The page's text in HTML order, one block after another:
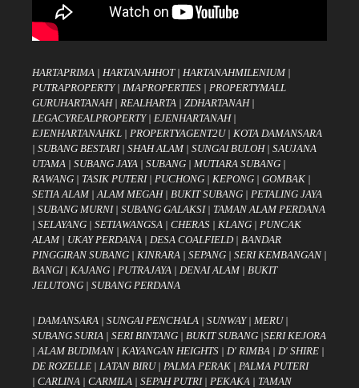
HARTAPRIMA | HARTANAHHOT| HARTANAHMILENIUM|
PUTRAPROPERTY| IMAPROPERTIES | PROPERTYMALL
GURUHARTANAH| REALHARTA | ZDHARTANAH|
LEGACYREALPROPERTY| EJENHARTANAH|
EJENHARTANAHKL | PROPERTYAGENT2U| KOTA DAMANSARA
| SUBANG BESTARI| SHAH ALAM| SUNGAI BULOH| SAUJANA
UTAMA | SUBANG JAYA | SUBANG | MUTIARA SUBANG |
RAWANG | TASIK PUTERI| PUCHONG | KEPONG | GOMBAK |
SETIA ALAM| ALAM MEGAH| BUKIT SUBANG | PETALING JAYA
| SUBANG MURNI| SUBANG GALAKSI| TAMAN ALAM PERDANA
| SELAYANG | SETIAWANGSA | CHERAS | KLANG | PUNCAK
ALAM| UKAY PERDANA | DESA COALFIELD| BANDAR
PINGGIRAN SUBANG | KINRARA | SEPANG | SERI KEMBANGAN |
BANGI| KAJANG | PUTRAJAYA | DENAI ALAM| BUKIT
JELUTONG | SUBANG PERDANA
| DAMANSARA | SUNGAI PENCHALA | SUNWAY| MERU|
SUBANG SURIA | SERI BINTANG | BUKIT SUBANG |SERI KEJORA
| ALAM BUDIMAN | KAYANGAN HEIGHTS | D' RIMBA | D' SHIRE |
DE ROZELLE | LATAN BIRU| PALMA PERAK | PALMA PUTERI
| CARLINA | CARMILA | SEPAH PUTRI| PEKAKA | TAMAN